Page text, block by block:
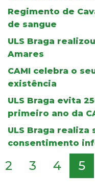
Regimento de
de sangue
ULS Braga
Amares
CAMI celebra o
existência
ULS Braga evita
primeiro ano da
ULS Braga realiza
consentimento
2 3 4 5